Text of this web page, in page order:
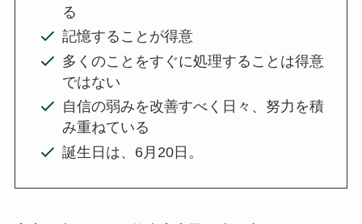
る
記憶することが得意
多くのことをすぐに処理することは得意
ではない
自信の弱みを改善すべく日々、努力を積
み重ねている
誕生日は、6月20日。